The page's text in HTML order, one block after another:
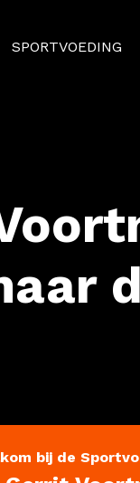
SPORTVOEDING